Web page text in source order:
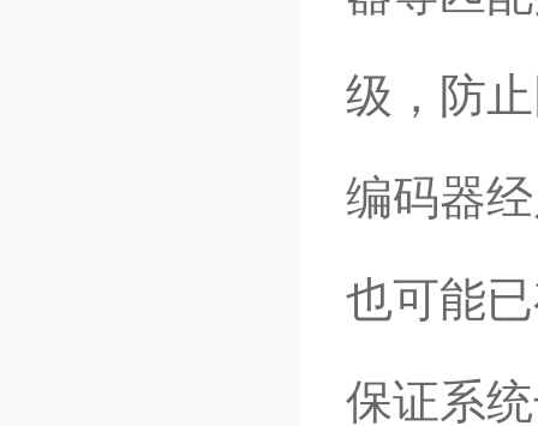
级，防
编码器
也可能
保证系